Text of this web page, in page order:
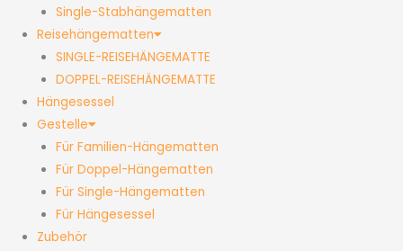
Single-Stabhängematten
Reisehängematten
SINGLE-REISEHÄNGEMATTE
DOPPEL-REISEHÄNGEMATTE
Hängesessel
Gestelle
Für Familien-Hängematten
Für Doppel-Hängematten
Für Single-Hängematten
Für Hängesessel
Zubehör